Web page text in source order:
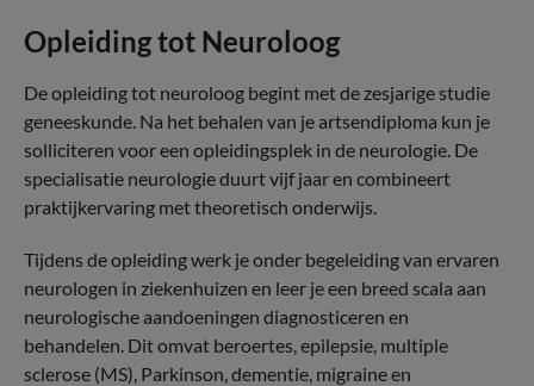
Opleiding tot Neuroloog
De opleiding tot neuroloog begint met de zesjarige studie
geneeskunde. Na het behalen van je artsendiploma kun je
solliciteren voor een opleidingsplek in de neurologie. De
specialisatie neurologie duurt vijf jaar en combineert
praktijkervaring met theoretisch onderwijs.
Tijdens de opleiding werk je onder begeleiding van ervaren
neurologen in ziekenhuizen en leer je een breed scala aan
neurologische aandoeningen diagnosticeren en
behandelen. Dit omvat beroertes, epilepsie, multiple
sclerose (MS), Parkinson, dementie, migraine en